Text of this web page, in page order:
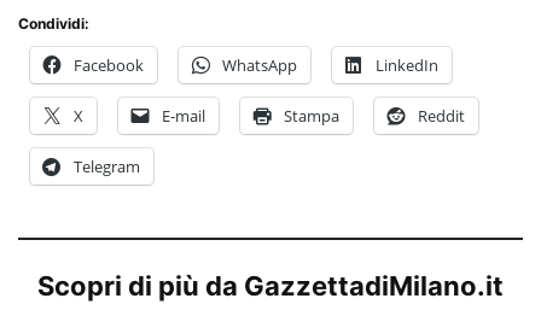
Condividi:
Facebook WhatsApp LinkedIn
X E-mail Stampa Reddit
Telegram
Scopri di più da GazzettadiMilano.it